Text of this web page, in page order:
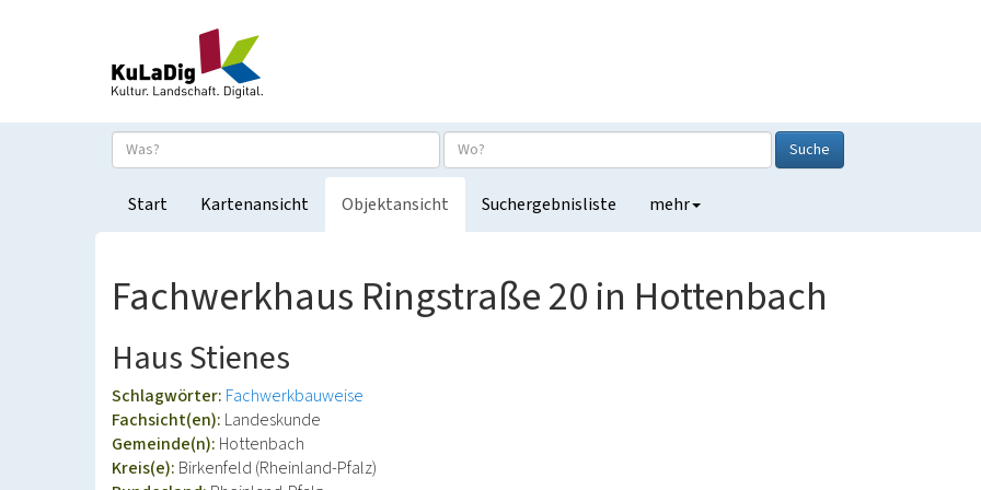
Suche
Start Kartenansicht Objektansicht Suchergebnisliste mehr
Fachwerkhaus Ringstraße 20 in Hottenbach
Haus Stienes
Schlagwörter: Fachwerkbauweise
Fachsicht(en): Landeskunde
Gemeinde(n): Hottenbach
Kreis(e): Birkenfeld (Rheinland-Pfalz)